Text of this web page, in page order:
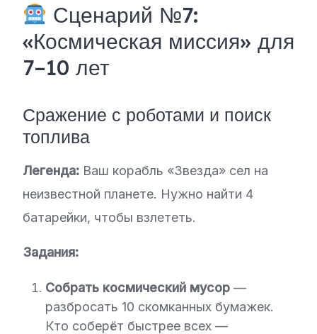
Сценарий №7:
«Космическая миссия» для
7–10 лет
Сражение с роботами и поиск
топлива
Легенда: Ваш корабль «Звезда» сел на
неизвестной планете. Нужно найти 4
батарейки, чтобы взлететь.
Задания:
Собрать космический мусор —
разбросать 10 скомканных бумажек.
Кто соберёт быстрее всех —